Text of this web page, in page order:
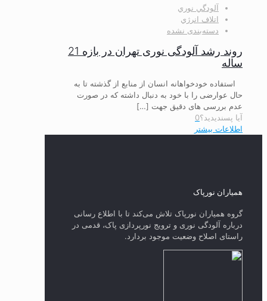
آلودگي نوري
اتلاف انرژي
دسته‌بندی نشده
روند رشد آلودگی نوری تهران در بازه 21
ساله
استفاده خودخواهانه انسان از منابع از گذشته تا به
حال عوارضی را با خود به دنبال داشته که در صورت
عدم بررسی های دقیق جهت […]
آیا پسندیدید؟0
اطلاعات بیشتر
همیاران نورپاک
گروه همیاران نورپاک تلاش می‌کند تا با اطلاع رسانی
درباره آلودگی نوری و ترویج نورپردازی پاک، قدمی در
راستای‌ اصلاح وضعیت موجود بردارد.